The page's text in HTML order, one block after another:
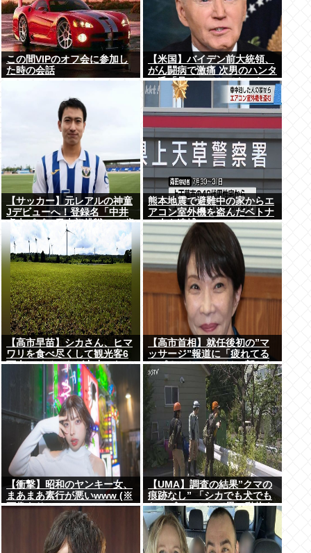
この間VIPのオフ会に参加し
た時の会話
【米国】バイデン前大統領、
がん闘病で激痛 次男のハンタ
ー氏「見ていてとてもつら
い」
【サッカー】元レアルの神童
Jデビューへ！登録名「中井
卓大ピピ」日本初挑戦の22歳
今治MFが開幕戦に先発
熊本地震で避難中の家からエ
アコン室外機を盗んだベトナ
ム人を逮捕
【高市早苗】シカさん、ヒマ
ワリを食べ尽くして観光客6
万人のイベントが中止にな
る…さらにコスモス畑も食べ
【高市首相】就任後初の”マ
ッサージ”報道に「疲れてる
アピ？」とSNSでは一部から
冷ややかな声…被災地視
察”PV動画”から続く不信
【衝撃】昭和のヤンキー女、
まあまあ素行が悪いwww (※
画像あり)
【UMA】調査の結果”クマの
痕跡なし” 「シカでも犬でも
ないゴロンとして黒い動物を
見た」 札幌市清田区